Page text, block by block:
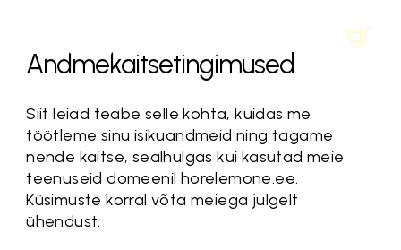
Andmekaitsetingimused
Siit leiad teabe selle kohta, kuidas me
töötleme sinu isikuandmeid ning tagame
nende kaitse, sealhulgas kui kasutad meie
teenuseid domeenil horelemone.ee.
Küsimuste korral võta meiega julgelt
ühendust.